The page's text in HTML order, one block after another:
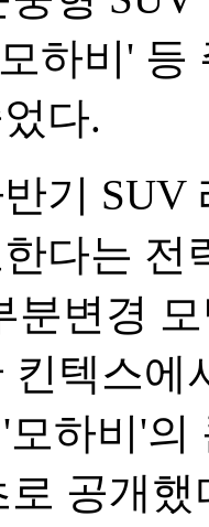
하비'
다.
기 SUV
다는 전
분변경
킨텍스에
하비'
공개했